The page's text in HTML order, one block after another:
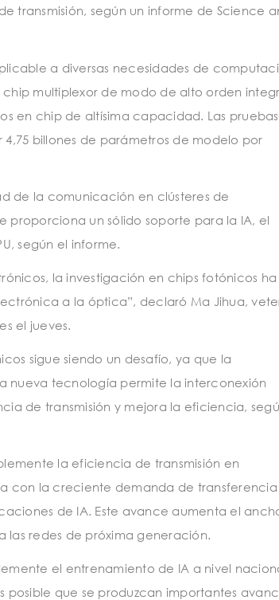
transmisión, según un informe de Science
a diversas necesidades de
multiplexor de modo de alto orden
en chip de altísima capacidad. Las pruebas
billones de parámetros de modelo por
de la comunicación en clústeres de
un sólido soporte para la IA, el
según el informe.
la investigación en chips fotónicos ha
a la óptica”, declaró Ma Jihua,
el jueves.
sigue siendo un desafío, ya que la
nueva tecnología permite la interconexión
de transmisión y mejora la eficiencia,
la eficiencia de transmisión en
con la creciente demanda de
de IA. Este avance aumenta el
las redes de próxima generación.
el entrenamiento de IA a nivel
que se produzcan importantes